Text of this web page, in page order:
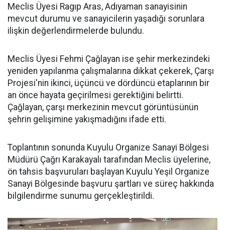
Meclis Üyesi Ragıp Aras, Adıyaman sanayisinin
mevcut durumu ve sanayicilerin yaşadığı sorunlara
ilişkin değerlendirmelerde bulundu.
Meclis Üyesi Fehmi Çağlayan ise şehir merkezindeki
yeniden yapılanma çalışmalarına dikkat çekerek, Çarşı
Projesi'nin ikinci, üçüncü ve dördüncü etaplarının bir
an önce hayata geçirilmesi gerektiğini belirtti.
Çağlayan, çarşı merkezinin mevcut görüntüsünün
şehrin gelişimine yakışmadığını ifade etti.
Toplantının sonunda Kuyulu Organize Sanayi Bölgesi
Müdürü Çağrı Karakayalı tarafından Meclis üyelerine,
ön tahsis başvuruları başlayan Kuyulu Yeşil Organize
Sanayi Bölgesinde başvuru şartları ve süreç hakkında
bilgilendirme sunumu gerçekleştirildi.